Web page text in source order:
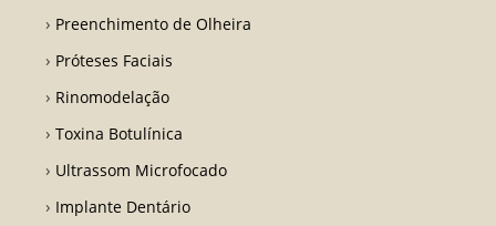
Preenchimento de Olheira
Próteses Faciais
Rinomodelação
Toxina Botulínica
Ultrassom Microfocado
Implante Dentário